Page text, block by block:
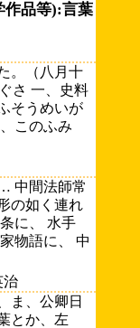
作品等):言葉
。（八月十
さ 一、史料
そうめいが
このふみ
中間法師常
の如く連れ
に、 水手
物語に、 中
治
ま、公卿日
とか、左